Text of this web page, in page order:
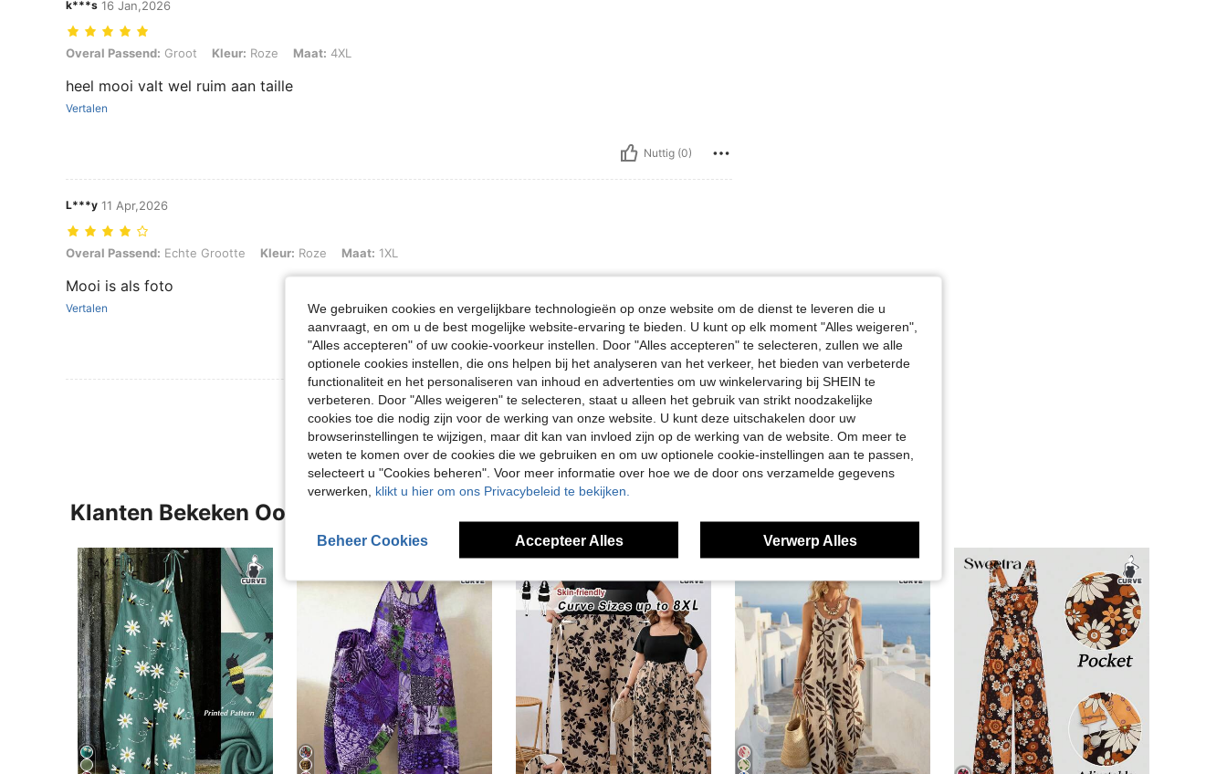
k***s 16 Jan,2026
Overal Passend: Groot, Kleur: Roze, Maat: 4XL
Overal Passend: Groot Kleur: Roze Maat: 4XL
heel mooi valt wel ruim aan taille
Vertalen
Nuttig (0)
L***y 11 Apr,2026
Overal Passend: Echte Grootte, Kleur: Roze, Maat: 1XL
Overal Passend: Echte Grootte Kleur: Roze Maat: 1XL
Mooi is als foto
Vertalen
Nuttig (0)
Meer Beoordelingen Bekijken
Klanten Bekeken Ook
We gebruiken cookies en vergelijkbare technologieën op onze website om de dienst te leveren die u
aanvraagt, en om u de best mogelijke website-ervaring te bieden. U kunt op elk moment "Alles weigeren",
"Alles accepteren" of uw cookie-voorkeur instellen. Door "Alles accepteren" te selecteren, zullen we alle
optionele cookies instellen, die ons helpen bij het analyseren van het verkeer, het bieden van verbeterde
functionaliteit en het personaliseren van inhoud en advertenties om uw winkelervaring bij SHEIN te
verbeteren. Door "Alles weigeren" te selecteren, staat u alleen het gebruik van strikt noodzakelijke
cookies toe die nodig zijn voor de werking van onze website. U kunt deze uitschakelen door uw
browserinstellingen te wijzigen, maar dit kan van invloed zijn op de werking van de website. Om meer te
weten te komen over de cookies die we gebruiken en om uw optionele cookie-instellingen aan te passen,
selecteert u "Cookies beheren". Voor meer informatie over hoe we de door ons verzamelde gegevens
verwerken, klikt u hier om ons Privacybeleid te bekijken.
Beheer Cookies Accepteer Alles Verwerp Alles